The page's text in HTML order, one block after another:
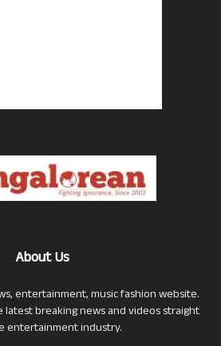
About Us
entertainment, music fashion website.
breaking news and videos straight
entertainment industry.